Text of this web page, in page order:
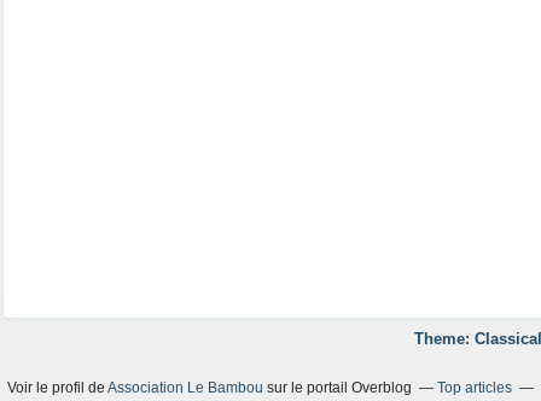
Theme:
Voir le profil de Association Le Bambou sur le portail Overblog
Top articles